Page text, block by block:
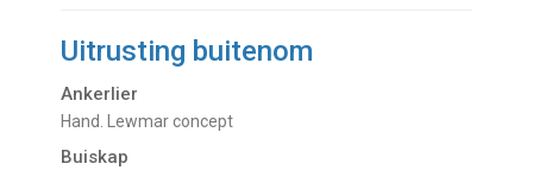
Uitrusting buitenom
Ankerlier
Hand. Lewmar concept
Buiskap